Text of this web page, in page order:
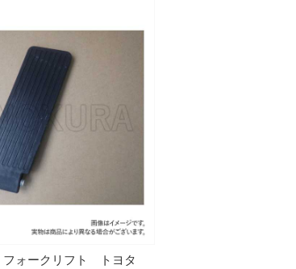
フォークリフト トヨタ